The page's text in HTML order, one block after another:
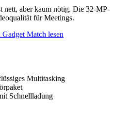
nett, aber kaum nötig. Die 32-MP-
für Meetings.
Match lesen
Multitasking
Schnellladung